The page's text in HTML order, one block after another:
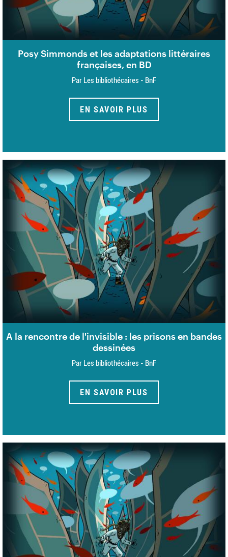
Posy Simmonds et les adaptations littéraires
françaises, en BD
Par Les bibliothécaires - BnF
EN SAVOIR PLUS
A la rencontre de l'invisible : les prisons en bandes
dessinées
Par Les bibliothécaires - BnF
EN SAVOIR PLUS